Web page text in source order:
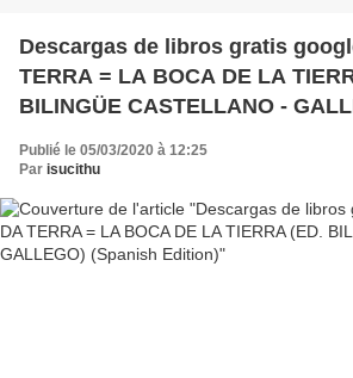
Descargas de libros gratis
TERRA = LA BOCA DE LA
BILINGÜE CASTELLANO -
Publié le 05/03/2020 à 12:25
Par isucithu